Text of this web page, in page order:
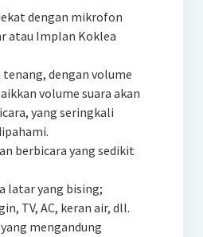
dengan mikrofon
atau Implan Koklea
tenang, dengan volume
volume suara akan
yang seringkali
berbicara yang sedikit
latar yang bising;
TV, AC, keran air, dll.
mengandung